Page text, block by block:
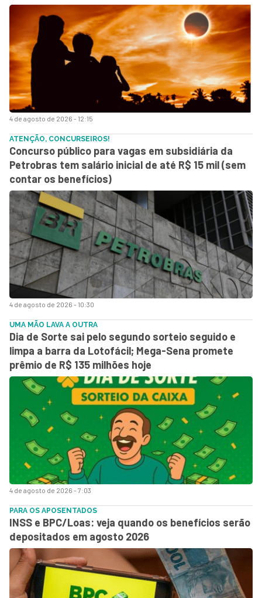
4 de agosto de 2026 - 12:15
4 de agosto de 2026 - 10:30
ATENÇÃO, CONCURSEIROS!
Concurso público para vagas em subsidiária da
Petrobras tem salário inicial de até R$ 15 mil (sem
contar os benefícios)
4 de agosto de 2026 - 7:03
UMA MÃO LAVA A OUTRA
Dia de Sorte sai pelo segundo sorteio seguido e
limpa a barra da Lotofácil; Mega-Sena promete
prêmio de R$ 135 milhões hoje
PARA OS APOSENTADOS
INSS e BPC/Loas: veja quando os benefícios serão
depositados em agosto 2026